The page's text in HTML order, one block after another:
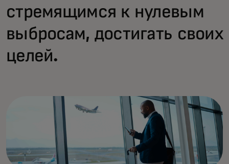
стремящимся к нулевым
выбросам, достигать своих
целей.